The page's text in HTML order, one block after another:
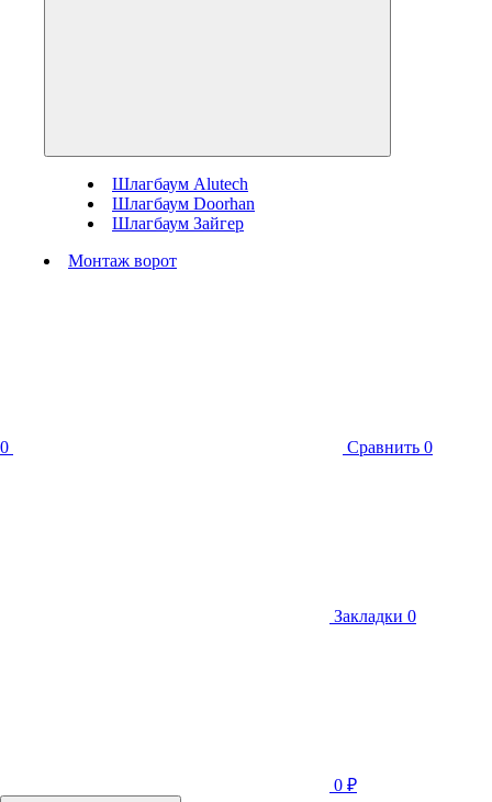
Шлагбаум Alutech
Шлагбаум Doorhan
Шлагбаум Зайгер
Монтаж ворот
0 Сравнить 0
Закладки 0
0 ₽